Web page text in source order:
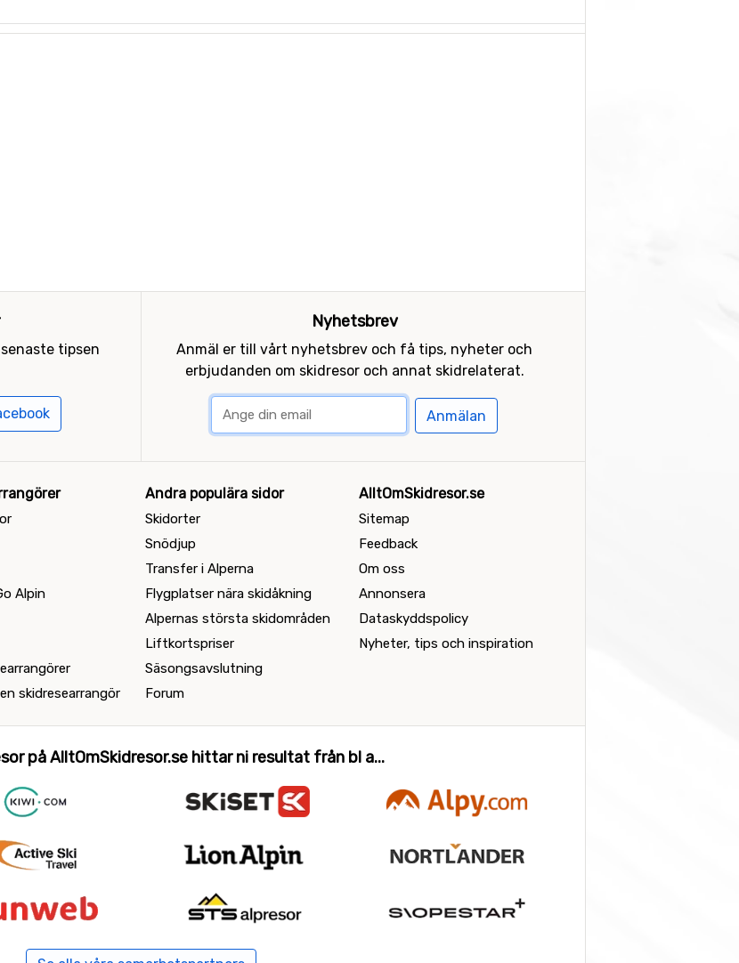
tipsen
Nyhetsbrev
Anmäl er till vårt nyhetsbrev och få tips, nyheter och
erbjudanden om skidresor och annat skidrelaterat.
Anmälan
Alpin
skidresearrangör
Andra populära sidor
Skidorter
Snödjup
Transfer i Alperna
Flygplatser nära skidåkning
Alpernas största skidområden
Liftkortspriser
Säsongsavslutning
Forum
AlltOmSkidresor.se
Sitemap
Feedback
Om oss
Annonsera
Dataskyddspolicy
Nyheter, tips och inspiration
på AlltOmSkidresor.se hittar ni resultat från bl a...